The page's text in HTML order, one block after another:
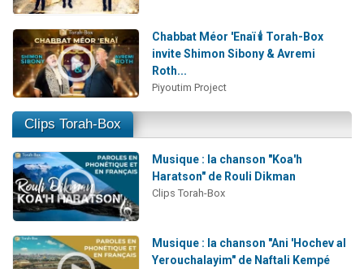
Chabbat Méor 'Enaï 🕯️ Torah-Box
invite Shimon Sibony & Avremi
Roth...
Piyoutim Project
Clips Torah-Box
Musique : la chanson "Koa'h
Haratson" de Rouli Dikman
Clips Torah-Box
Musique : la chanson "Ani 'Hochev al
Yerouchalayim" de Naftali Kempé